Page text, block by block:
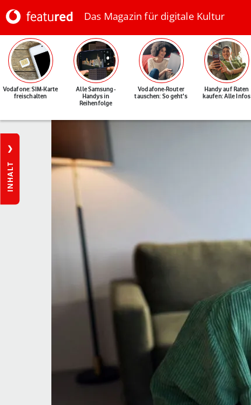
Das Magazin für digitale Kultur
Vodafone: SIM-Karte
freischalten
Alle Samsung-
Handys in
Reihenfolge
Vodafone-Router
tauschen: So geht's
Handy auf Raten
kaufen: Alle Infos
INHALT